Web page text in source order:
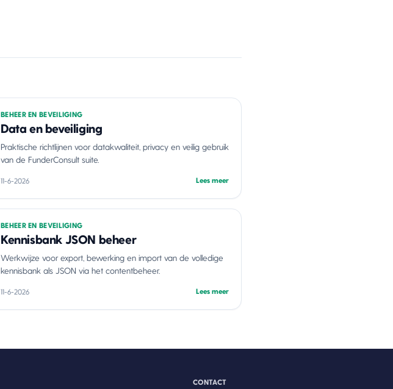
BEHEER EN BEVEILIGING
Data en beveiliging
Praktische richtlijnen voor datakwaliteit, privacy en veilig gebruik
van de FunderConsult suite.
11-6-2026 Lees meer
BEHEER EN BEVEILIGING
Kennisbank JSON beheer
Werkwijze voor export, bewerking en import van de volledige
kennisbank als JSON via het contentbeheer.
11-6-2026 Lees meer
CONTACT